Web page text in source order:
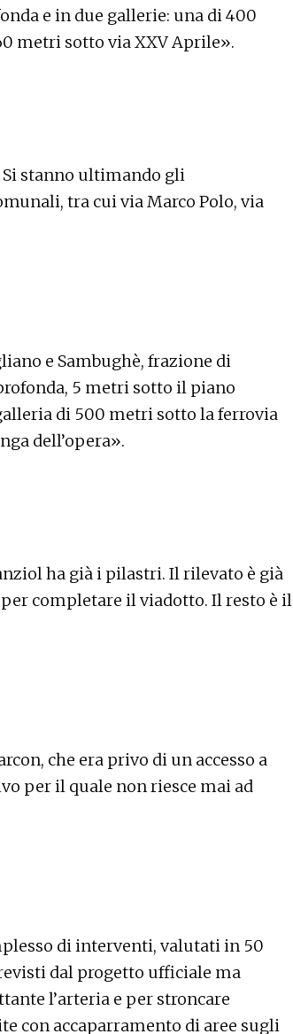
e in due gallerie: una di 400
metri sotto via XXV Aprile».
stanno ultimando gli
tra cui via Marco Polo, via
e Sambughè, frazione di
5 metri sotto il piano
di 500 metri sotto la ferrovia
dell’opera».
ha già i pilastri. Il rilevato è già
completare il viadotto. Il resto è il
che era privo di un accesso a
per il quale non riesce mai ad
di interventi, valutati in 50
dal progetto ufficiale ma
l’arteria e per stroncare
con accaparramento di aree sugli